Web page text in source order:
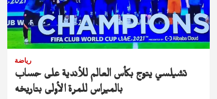
رياضة
تشيلسي يتوج بكأس العالم للأندية على حساب
بالميراس للمرة الأولى بتاريخه